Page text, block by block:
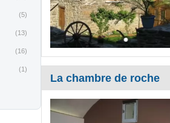
(5)
(13)
(16)
(1)
La chambre de roche